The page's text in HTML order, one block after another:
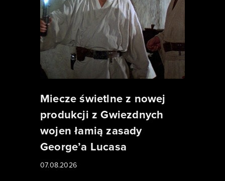
Miecze świetlne z nowej
produkcji z Gwiezdnych
wojen łamią zasady
George’a Lucasa
07.08.2026